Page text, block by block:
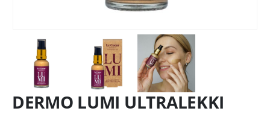
DERMO LUMI ULTRALEKKI